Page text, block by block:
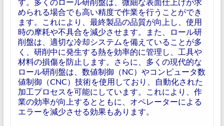
められる場合でも高い精度で作業を行うことができ
ます。これにより、最終製品の品質が向上し、使用
時の摩耗や不具合を減少させます。また、ロール研
削盤は、適切な冷却システムを備えていることが多
く、研削中に発生する熱を効率的に管理し、工具や
材料の損傷を防止します。さらに、多くの現代的な
ロール研削盤は、数値制御（NC）やコンピュータ数
値制御（CNC）技術を使用しており、自動化された
加工プロセスを可能にしています。これにより、作
業の効率が向上するとともに、オペレーターによる
エラーを減少させる効果もあります。